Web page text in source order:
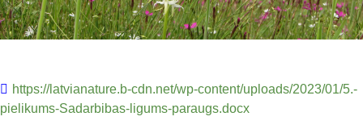
https://latvianature.b-cdn.net/wp-content/uploads/2023/01/5.-
pielikums-Sadarbibas-ligums-paraugs.docx